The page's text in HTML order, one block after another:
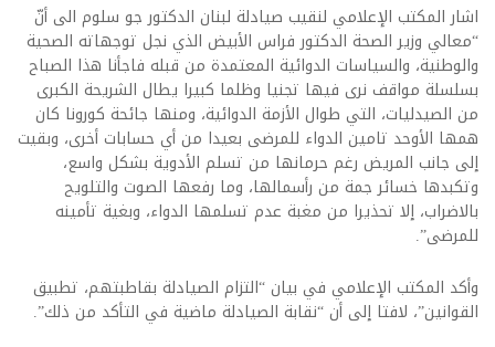
اشار المكتب الإعلامي لنقيب صيادلة لبنان الدكتور جو سلوم الى أنّ
“معالي وزير الصحة الدكتور فراس الأبيض الذي نجل توجهاته الصحية
والوطنية، والسياسات الدوائية المعتمدة من قبله فاجأنا هذا الصباح
بسلسلة مواقف نرى فيها تجنيا وظلما كبيرا يطال الشريحة الكبرى
من الصيدليات، التي طوال الأزمة الدوائية، ومنها جائحة كورونا كان
همها الأوحد تامين الدواء للمرضى بعيدا من أي حسابات أخرى، وبقيت
إلى جانب المريض رغم حرمانها من تسلم الأدوية بشكل واسع،
وتكبدها خسائر جمة من رأسمالها، وما رفعها الصوت والتلويح
بالاضراب، إلا تحذيرا من مغبة عدم تسلمها الدواء، وبغية تأمينه
للمرضى”.
وأكد المكتب الإعلامي في بيان “التزام الصيادلة بقاطبتهم، تطبيق
القوانين”، لافتا إلى أن “نقابة الصيادلة ماضية في التأكد من ذلك”.